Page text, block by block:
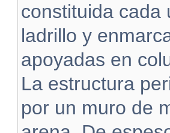
constituida cada
ladrillo y
apoyadas en
La estructura
por un muro de